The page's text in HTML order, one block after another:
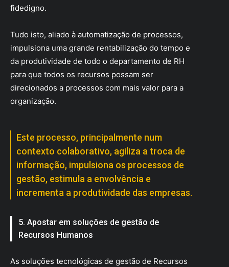
fidedigno.
Tudo isto, aliado à automatização de processos,
impulsiona uma grande rentabilização do tempo e
da produtividade de todo o departamento de RH
para que todos os recursos possam ser
direcionados a processos com mais valor para a
organização.
Este processo, principalmente num
contexto colaborativo, agiliza a troca de
informação, impulsiona os processos de
gestão, estimula a envolvência e
incrementa a produtividade das empresas.
5. Apostar em soluções de gestão de
Recursos Humanos
As soluções tecnológicas de gestão de Recursos